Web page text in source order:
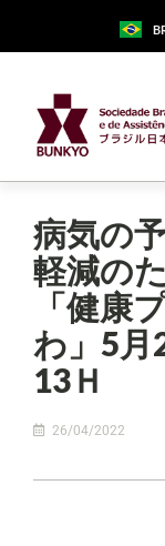
病気の
軽減の
「健康
わ」5月
13Ｈ
26/04/2022